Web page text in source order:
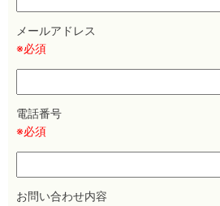
メールアドレス
※必須
電話番号
※必須
お問い合わせ内容